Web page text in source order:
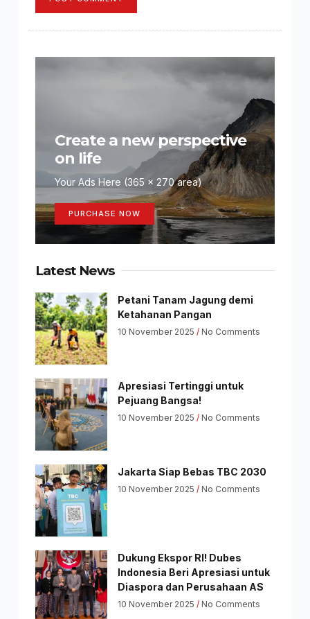
Create a new perspective
on life
Your Ads Here (365 x 270 area)
PURCHASE NOW
Latest News
Petani Tanam Jagung demi
Ketahanan Pangan
10 November 2025 No Comments
Apresiasi Tertinggi untuk
Pejuang Bangsa!
10 November 2025 No Comments
Jakarta Siap Bebas TBC 2030
10 November 2025 No Comments
Dukung Ekspor RI! Dubes
Indonesia Beri Apresiasi untuk
Diaspora dan Perusahaan AS
10 November 2025 No Comments